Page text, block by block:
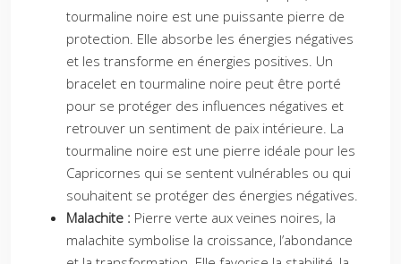
tourmaline noire est une puissante pierre de
protection. Elle absorbe les énergies négatives
et les transforme en énergies positives. Un
bracelet en tourmaline noire peut être porté
pour se protéger des influences négatives et
retrouver un sentiment de paix intérieure. La
tourmaline noire est une pierre idéale pour les
Capricornes qui se sentent vulnérables ou qui
souhaitent se protéger des énergies négatives.
Malachite : Pierre verte aux veines noires, la
malachite symbolise la croissance, l’abondance